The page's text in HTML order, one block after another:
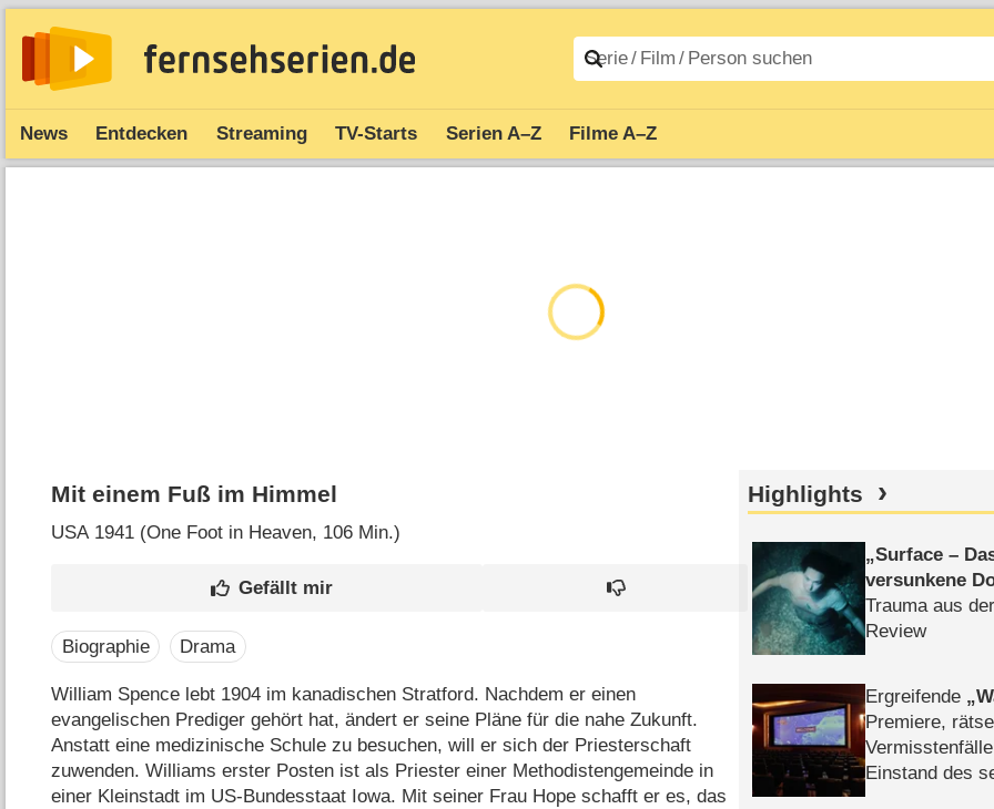
News Entdecken Streaming TV-Starts Serien A–Z Filme A–Z
Mit einem Fuß im Himmel
USA1941 (One Foot in Heaven‎, 106 Min.)
Biographie Drama
William Spence lebt 1904 im kanadischen Stratford. Nachdem er einen
evangelischen Prediger gehört hat, ändert er seine Pläne für die nahe Zukunft.
Anstatt eine medizinische Schule zu besuchen, will er sich der Priesterschaft
zuwenden. Williams erster Posten ist als Priester einer Methodistengemeinde in
einer Kleinstadt im US-Bundesstaat Iowa. Mit seiner Frau Hope schafft er es, das
Highlights
Surface –
versunkene
Trauma aus
Review
Ergreifende
Premiere,
Einstand des